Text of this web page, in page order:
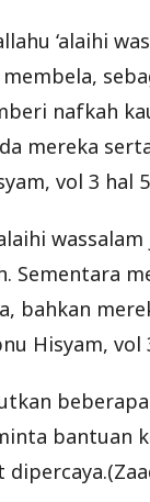
‘alaihi
nafkah
mereka
vol 3 hal
Sementara
bahkan
Hisyam, vol
bantuan